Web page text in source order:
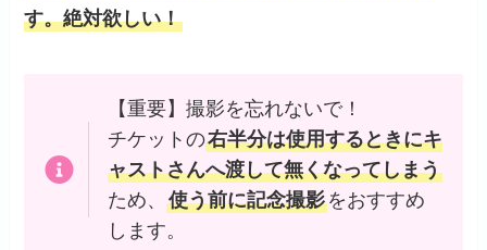
す。絶対欲しい！
【重要】撮影を忘れないで！
チケットの右半分は使用するときにキ
ャストさんへ渡して無くなってしまう
ため、 使う前に記念撮影をおすすめ
します。